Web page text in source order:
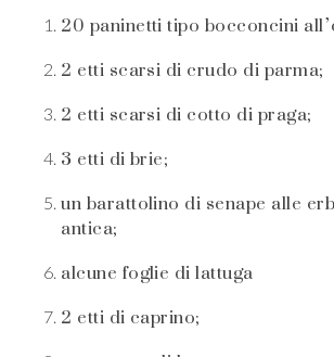
20 paninetti tipo bocconcini
2 etti scarsi di crudo di parma;
2 etti scarsi di cotto di praga;
3 etti di brie;
un barattolino di senape alle
antica;
alcune foglie di lattuga
2 etti di caprino;